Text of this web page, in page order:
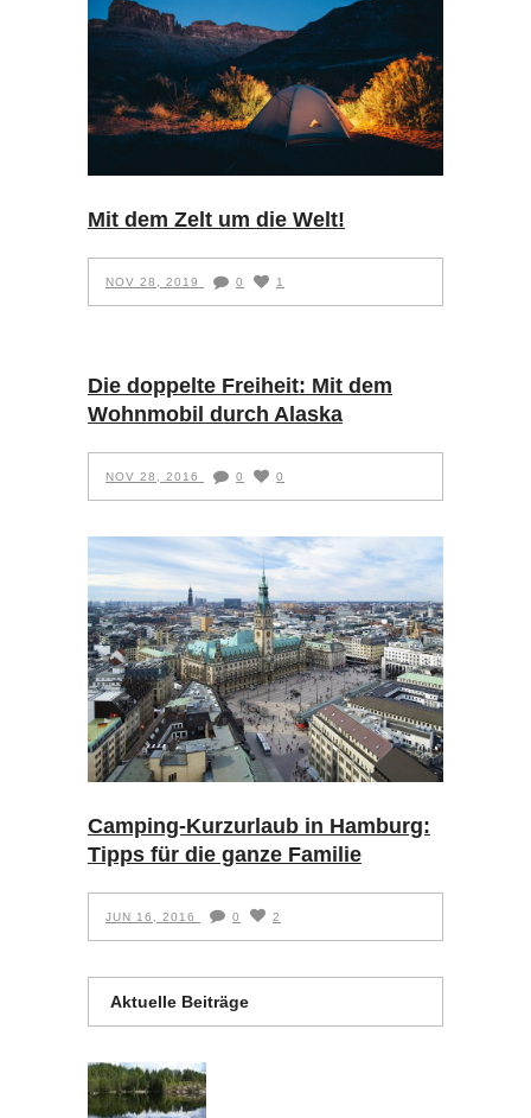
Mit dem Zelt um die Welt!
NOV 28, 2019 0 1
Die doppelte Freiheit: Mit dem
Wohnmobil durch Alaska
NOV 28, 2016 0 0
Camping-Kurzurlaub in Hamburg:
Tipps für die ganze Familie
JUN 16, 2016 0 2
Aktuelle Beiträge